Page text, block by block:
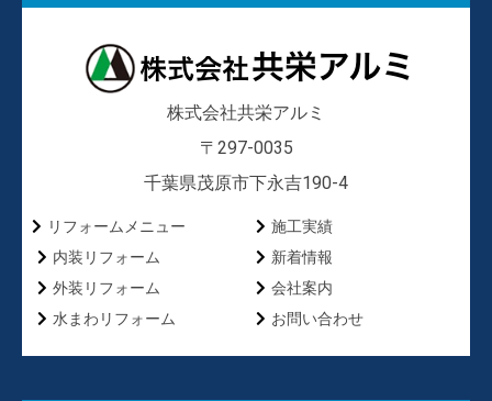
株式会社共栄アルミ
〒297-0035
千葉県茂原市下永吉190-4
リフォームメニュー
内装リフォーム
外装リフォーム
水まわリフォーム
施工実績
新着情報
会社案内
お問い合わせ